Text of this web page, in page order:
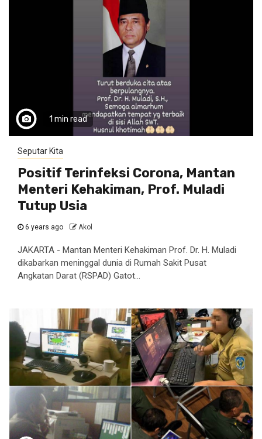
1 min read
Seputar Kita
Positif Terinfeksi Corona, Mantan
Menteri Kehakiman, Prof. Muladi
Tutup Usia
6 years ago Akol
JAKARTA - Mantan Menteri Kehakiman Prof. Dr. H. Muladi
dikabarkan meninggal dunia di Rumah Sakit Pusat
Angkatan Darat (RSPAD) Gatot...